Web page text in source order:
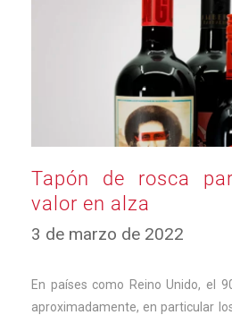
Tapón de rosca
valor en alza
3 de marzo de 2022
de
2024
En países como Reino Unido, el
aproximadamente, en particular